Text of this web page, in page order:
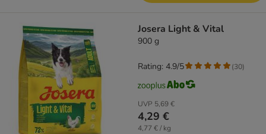
Josera Light & Vital
900 g
UVP 5,69 €
4,29 €
4,77 € / kg
Rating: 4.9/5 (30)